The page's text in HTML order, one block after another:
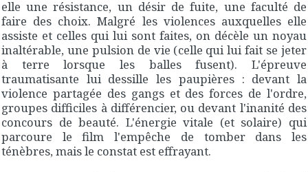
elle une résistance, un désir de fuite, une faculté de
faire des choix. Malgré les violences auxquelles elle
assiste et celles qui lui sont faites, on décèle un noyau
inaltérable, une pulsion de vie (celle qui lui fait se jeter
à terre lorsque les balles fusent). L'épreuve
traumatisante lui dessille les paupières : devant la
violence partagée des gangs et des forces de l'ordre,
groupes difficiles à différencier, ou devant l'inanité des
concours de beauté. L'énergie vitale (et solaire) qui
parcoure le film l'empêche de tomber dans les
ténèbres, mais le constat est effrayant.